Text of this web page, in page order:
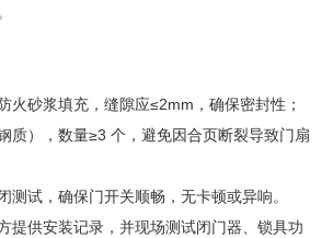
火砂浆填充，缝隙应≤2mm，确保密封性；
质），数量≥3 个，避免因合页断裂导致门扇
测试，确保门开关顺畅，无卡顿或异响。
提供安装记录，并现场测试闭门器、锁具功